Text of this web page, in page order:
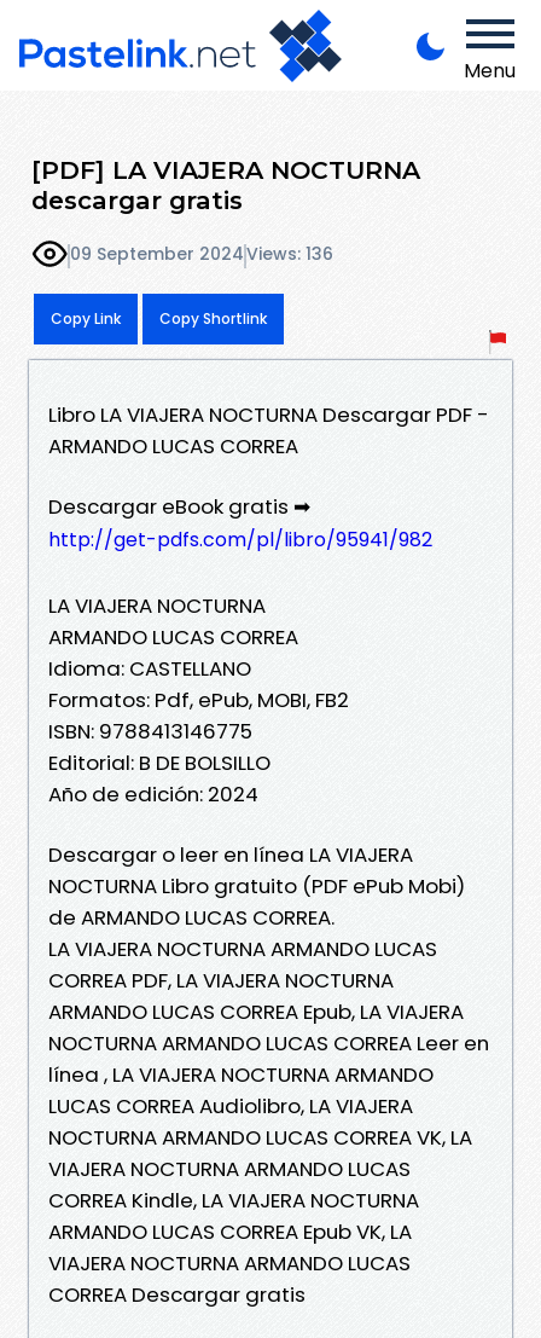
Menu
[PDF] LA VIAJERA NOCTURNA
descargar gratis
09 September 2024Views: 136
Copy Link Copy Shortlink
Libro LA VIAJERA NOCTURNA Descargar PDF -
ARMANDO LUCAS CORREA
Descargar eBook gratis ➡
http://get-pdfs.com/pl/libro/95941/982
LA VIAJERA NOCTURNA
ARMANDO LUCAS CORREA
Idioma: CASTELLANO
Formatos: Pdf, ePub, MOBI, FB2
ISBN: 9788413146775
Editorial: B DE BOLSILLO
Año de edición: 2024
Descargar o leer en línea LA VIAJERA
NOCTURNA Libro gratuito (PDF ePub Mobi)
de ARMANDO LUCAS CORREA.
LA VIAJERA NOCTURNA ARMANDO LUCAS
CORREA PDF, LA VIAJERA NOCTURNA
ARMANDO LUCAS CORREA Epub, LA VIAJERA
NOCTURNA ARMANDO LUCAS CORREA Leer en
línea , LA VIAJERA NOCTURNA ARMANDO
LUCAS CORREA Audiolibro, LA VIAJERA
NOCTURNA ARMANDO LUCAS CORREA VK, LA
VIAJERA NOCTURNA ARMANDO LUCAS
CORREA Kindle, LA VIAJERA NOCTURNA
ARMANDO LUCAS CORREA Epub VK, LA
VIAJERA NOCTURNA ARMANDO LUCAS
CORREA Descargar gratis